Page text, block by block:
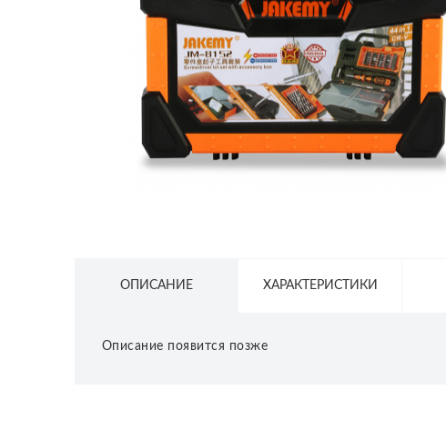
ТОВАРЫ ДЛЯ СПОРТА И ОТДЫХА
ЗАЩИТНЫЕ СРЕДСТВА
ПРОЧИЕ ТОВАРЫ
РАСПРОДАЖА
ОПИСАНИЕ ХАРАКТЕРИСТИКИ
Описание появится позже